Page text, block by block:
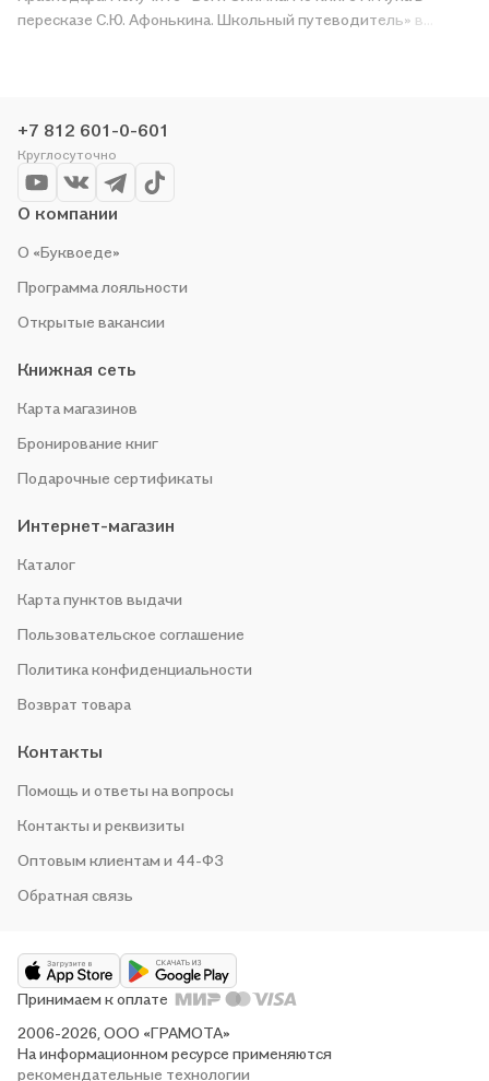
пересказе С.Ю. Афонькина. Школьный путеводитель» в
чтобы не упустить выгоду!
+7 812 601-0-601
Круглосуточно
О компании
О «Буквоеде»
Программа лояльности
Открытые вакансии
Книжная сеть
Карта магазинов
Бронирование книг
Подарочные сертификаты
Интернет-магазин
Каталог
Карта пунктов выдачи
Пользовательское соглашение
Политика конфиденциальности
Возврат товара
Контакты
Помощь и ответы на вопросы
Контакты и реквизиты
Оптовым клиентам и 44-ФЗ
Обратная связь
2006-2026, ООО «ГРАМОТА»
На информационном ресурсе применяются
рекомендательные технологии
Принимаем к оплате